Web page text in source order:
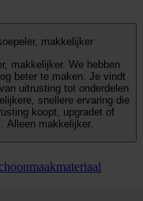
makkelijker
We hebben
beter te maken. Je vindt
uitrusting tot onderdelen
snellere ervaring die
koopt, upgradet of
Alleen makkelijker.